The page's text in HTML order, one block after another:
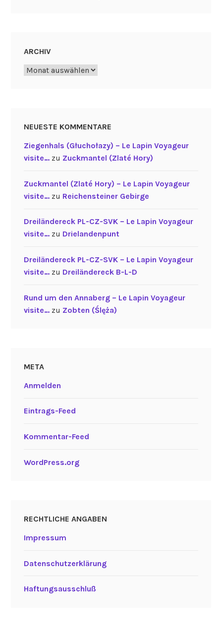
ARCHIV
Archiv
NEUESTE KOMMENTARE
Ziegenhals (Głuchołazy) – Le Lapin Voyageur
visite…zu Zuckmantel (Zlaté Hory)
Zuckmantel (Zlaté Hory) – Le Lapin Voyageur
visite…zu Reichensteiner Gebirge
Dreiländereck PL-CZ-SVK – Le Lapin Voyageur
visite…zu Drielandenpunt
Dreiländereck PL-CZ-SVK – Le Lapin Voyageur
visite…zu Dreiländereck B-L-D
Rund um den Annaberg – Le Lapin Voyageur
visite…zu Zobten (Ślęża)
META
Anmelden
Eintrags-Feed
Kommentar-Feed
WordPress.org
RECHTLICHE ANGABEN
Impressum
Datenschutzerklärung
Haftungsausschluß